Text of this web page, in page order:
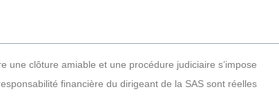
une clôture amiable et une procédure judiciaire s’impose
financière du dirigeant de la SAS sont réelles